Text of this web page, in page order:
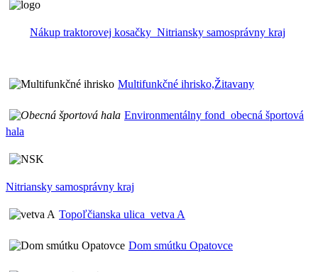
Nákup traktorovej kosačky_Nitriansky samosprávny kraj
Multifunkčné ihrisko,Žitavany
Environmentálny fond_obecná športová
hala
Nitriansky samosprávny kraj
Topoľčianska ulica_vetva A
Dom smútku Opatovce